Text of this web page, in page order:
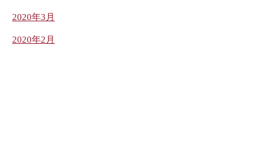
2020年3月
2020年2月